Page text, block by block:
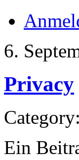
6.
Privacy
Category:
Ein